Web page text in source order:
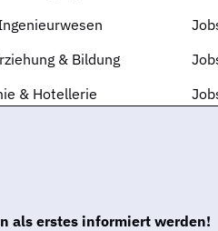
& Bildung
& Hotellerie
als erstes informiert werden!